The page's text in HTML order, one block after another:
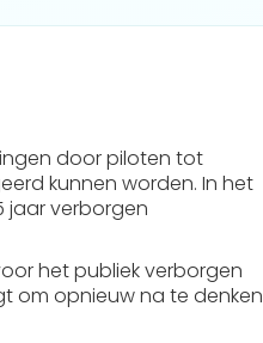
door piloten tot
kunnen worden. In het
jaar verborgen
het publiek verborgen
om opnieuw na te denken